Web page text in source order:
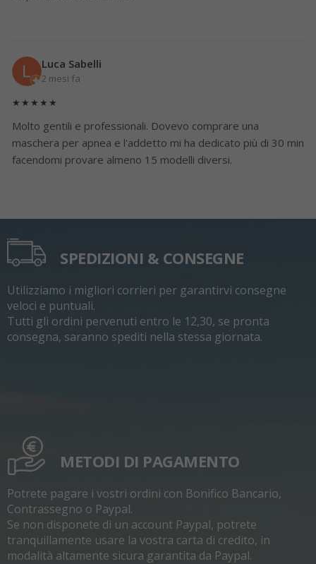
Luca Sabelli
2 mesi fa
★★★★★
Molto gentili e professionali. Dovevo comprare una
maschera per apnea e l'addetto mi ha dedicato più di 30 min
facendomi provare almeno 15 modelli diversi.
SPEDIZIONI & CONSEGNE
Utilizziamo i migliori corrieri per garantirvi consegne
veloci e puntuali.
Tutti gli ordini pervenuti entro le 12,30, se pronta
consegna, saranno spediti nella stessa giornata.
METODI DI PAGAMENTO
Potrete pagare i vostri ordini con Bonifico Bancario,
Contrassegno o Paypal.
Se non disponete di un account Paypal, potrete
tranquillamente usare la vostra carta di credito, in
modalità altamente sicura garantita da Paypal.